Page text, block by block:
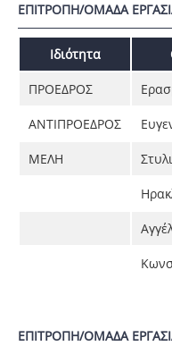
ΕΠΙΤΡΟΠΗ/ΟΜΑΔΑ
Ιδιότητα
ΠΡΟΕΔΡΟΣ
ΑΝΤΙΠΡΟΕΔΡΟΣ
ΜΕΛΗ
ΕΠΙΤΡΟΠΗ/ΟΜΑΔΑ